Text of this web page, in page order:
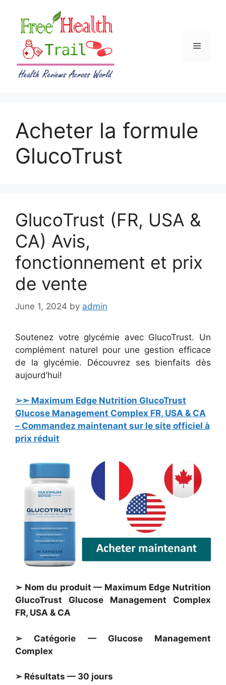
content
Menu
Acheter la formule
GlucoTrust
GlucoTrust (FR, USA &
CA) Avis,
fonctionnement et prix
de vente
June 1, 2024 by admin
Soutenez votre glycémie avec GlucoTrust. Un
complément naturel pour une gestion efficace
de la glycémie. Découvrez ses bienfaits dès
aujourd’hui!
➢➣ Maximum Edge Nutrition GlucoTrust
Glucose Management Complex FR, USA & CA
– Commandez maintenant sur le site officiel à
prix réduit
➢ Nom du produit — Maximum Edge Nutrition
GlucoTrust Glucose Management Complex
FR, USA & CA
➢ Catégorie — Glucose Management
Complex
➢ Résultats — 30 jours